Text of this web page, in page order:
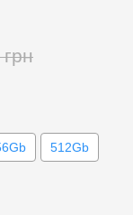
512Gb